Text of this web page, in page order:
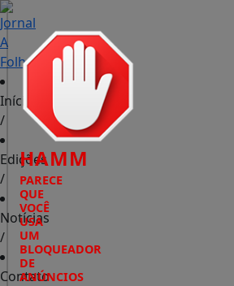
Início
/
Edições
/
Notícias
/
Contato
HAMM
PARECE
QUE
VOCÊ
USA
UM
BLOQUEADOR
DE
ANÚNCIOS